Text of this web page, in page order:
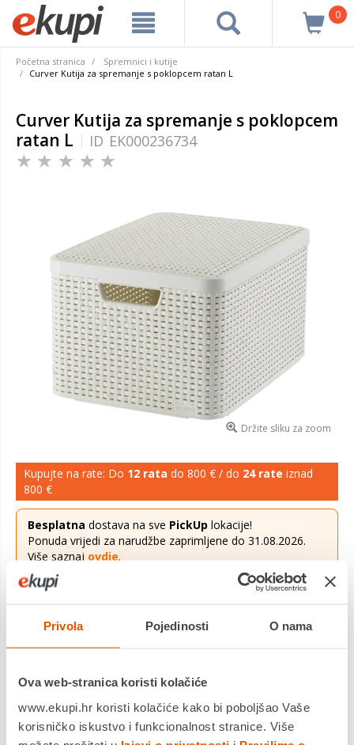
Privola Pojedinosti O nama
Ova web-stranica koristi kolačiće
www.ekupi.hr koristi kolačiće kako bi poboljšao Vaše
korisničko iskustvo i funkcionalnost stranice. Više
0
Početna stranica
Spremnici i kutije
Curver Kutija za spremanje s poklopcem ratan L
Curver Kutija za spremanje s poklopcem
ratan L
ID EK000236734
Držite sliku za zoom
Kupujte na rate: Do 12 rata do 800 € / do 24 rate iznad
800 €
Besplatna dostava na sve PickUp lokacije!
Ponuda vrijedi za narudžbe zaprimljene do 31.08.2026.
Više saznaj ovdje.
Cijena 20,74 €
Kutija za spremanje s poklopcem - ratan l, bijela. Dimenzije:
44,2 x 24,9 x 33,2 cm
Dostavljamo već od18.08.2026
Platite gotovinom pri preuzimanju, Internet bankarstvom, karticama
jednokratno i na rate